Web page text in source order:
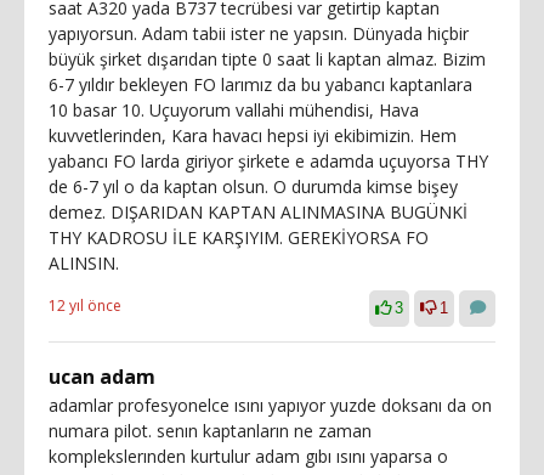
saat A320 yada B737 tecrübesi var getirtip kaptan
yapıyorsun. Adam tabii ister ne yapsın. Dünyada hiçbir
büyük şirket dışarıdan tipte 0 saat li kaptan almaz. Bizim
6-7 yıldır bekleyen FO larımız da bu yabancı kaptanlara
10 basar 10. Uçuyorum vallahi mühendisi, Hava
kuvvetlerinden, Kara havacı hepsi iyi ekibimizin. Hem
yabancı FO larda giriyor şirkete e adamda uçuyorsa THY
de 6-7 yıl o da kaptan olsun. O durumda kimse bişey
demez. DIŞARIDAN KAPTAN ALINMASINA BUGÜNKİ
THY KADROSU İLE KARŞIYIM. GEREKİYORSA FO
ALINSIN.
12 yıl önce 3 1
ucan adam
adamlar profesyonelce ısını yapıyor yuzde doksanı da on
numara pilot. senın kaptanların ne zaman
komplekslerınden kurtulur adam gıbı ısını yaparsa o